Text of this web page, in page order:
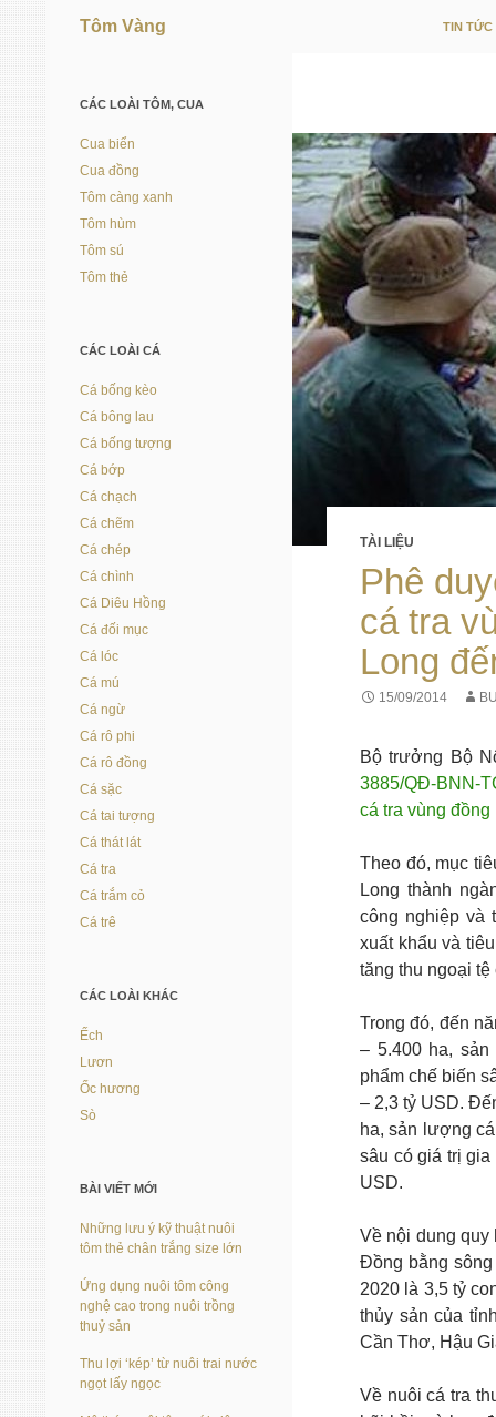
Tôm Vàng TIN TỨC
TÀI LIỆU
Phê
cá tra
Long
15/09/2014
Bộ trưởng Bộ
3885/QĐ-BNN-
cá tra vùng
Theo đó, mục
Long thành
công nghiệp và
xuất khẩu và
tăng thu ngoại
Trong đó, đến
– 5.400 ha,
phẩm chế biến
– 2,3 tỷ USD.
ha, sản lượng
sâu có giá trị gia
USD.
Về nội dung quy
Đồng bằng
2020 là 3,5 tỷ
thủy sản của
Cần Thơ, Hậu
Về nuôi cá tra
CÁC LOÀI TÔM, CUA
Cua biển
Cua đồng
Tôm càng xanh
Tôm hùm
Tôm sú
Tôm thẻ
CÁC LOÀI CÁ
Cá bống kèo
Cá bông lau
Cá bống tượng
Cá bớp
Cá chạch
Cá chẽm
Cá chép
Cá chình
Cá Diêu Hồng
Cá đối mục
Cá lóc
Cá mú
Cá ngừ
Cá rô phi
Cá rô đồng
Cá sặc
Cá tai tượng
Cá thát lát
Cá tra
Cá trắm cỏ
Cá trê
CÁC LOÀI KHÁC
Ếch
Lươn
Ốc hương
Sò
BÀI VIẾT MỚI
Những lưu ý kỹ thuật nuôi
tôm thẻ chân trắng size lớn
Ứng dụng nuôi tôm công
nghệ cao trong nuôi trồng
thuỷ sản
Thu lợi ‘kép’ từ nuôi trai nước
ngọt lấy ngọc